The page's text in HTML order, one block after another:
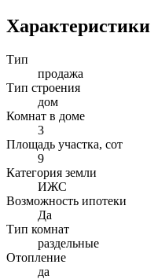
Характеристики
Тип
продажа
Тип строения
дом
Комнат в доме
3
Площадь участка, сот
9
Категория земли
ИЖС
Возможность ипотеки
Да
Тип комнат
раздельные
Отопление
да